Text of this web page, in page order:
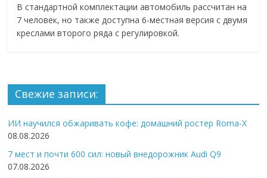
В стандартной комплектации автомобиль рассчитан на
7 человек, но также доступна 6-местная версия с двумя
креслами второго ряда с регулировкой.
Свежие записи:
ИИ научился обжаривать кофе: домашний ростер Roma-X
08.08.2026
7 мест и почти 600 сил: новый внедорожник Audi Q9
07.08.2026